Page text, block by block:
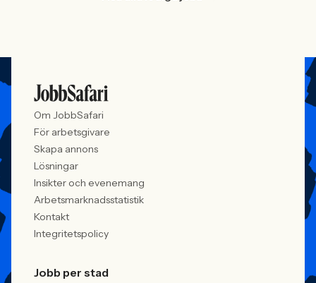
Om JobbSafari
För arbetsgivare
Skapa annons
Lösningar
Insikter och evenemang
Arbetsmarknadsstatistik
Kontakt
Integritetspolicy
Jobb per stad